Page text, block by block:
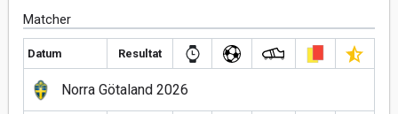
Matcher
Datum Resultat
Norra Götaland 2026